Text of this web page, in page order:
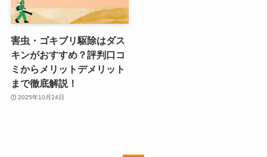
害虫・ゴキブリ駆除はダス
キンがおすすめ？評判口コ
ミからメリットデメリット
まで徹底解説！
2025年10月24日